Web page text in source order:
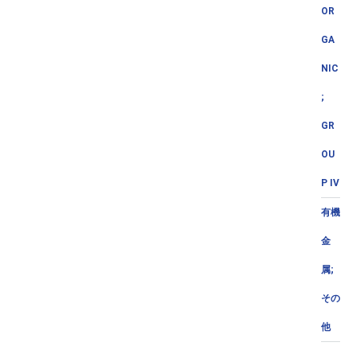
OR
GA
NIC
;
GR
OU
P IV
有機
金
属;
その
他